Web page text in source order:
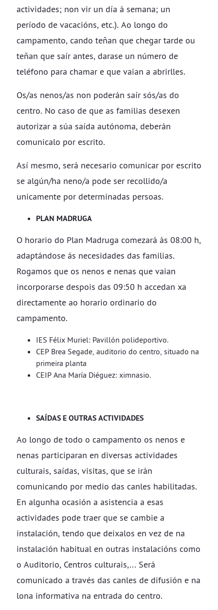
actividades; non vir un día á semana; un
período de vacacións, etc.). Ao longo do
campamento, cando teñan que chegar tarde ou
teñan que saír antes, darase un número de
teléfono para chamar e que vaian a abrirlles.
Os/as nenos/as non poderán saír sós/as do
centro. No caso de que as familias desexen
autorizar a súa saída autónoma, deberán
comunicalo por escrito.
Así mesmo, será necesario comunicar por escrito
se algún/ha neno/a pode ser recollido/a
unicamente por determinadas persoas.
​​​​​​​PLAN MADRUGA
O horario do Plan Madruga comezará ás 08:00 h,
adaptándose ás necesidades das familias.
Rogamos que os nenos e nenas que vaian
incorporarse despois das 09:50 h accedan xa
directamente ao horario ordinario do
campamento.
IES Félix Muriel: Pavillón polideportivo.
CEP Brea Segade, auditorio do centro, situado na
primeira planta
CEIP Ana María Diéguez: ximnasio.
SAÍDAS E OUTRAS ACTIVIDADES
Ao longo de todo o campamento os nenos e
nenas participaran en diversas actividades
culturais, saídas, visitas, que se irán
comunicando por medio das canles habilitadas.
En algunha ocasión a asistencia a esas
actividades pode traer que se cambie a
instalación, tendo que deixalos en vez de na
instalación habitual en outras instalacións como
o Auditorio, Centros culturais,... Será
comunicado a través das canles de difusión e na
lona informativa na entrada do centro.